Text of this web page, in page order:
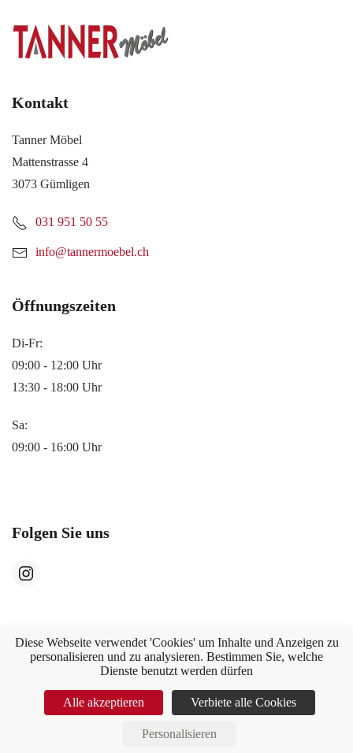
Diese Webseite verwendet 'Cookies' um Inhalte und Anzeigen zu
personalisieren und zu analysieren. Bestimmen Sie, welche
Dienste benutzt werden dürfen
Alle akzeptieren Verbiete alle Cookies
Personalisieren
Kontakt
Tanner Möbel
Mattenstrasse 4
3073 Gümligen
031 951 50 55
info@tannermoebel.ch
Öffnungszeiten
Di-Fr:
09:00 - 12:00 Uhr
13:30 - 18:00 Uhr
Sa:
09:00 - 16:00 Uhr
Folgen Sie uns
Tanner Möbel GmbH
AGB Datenschutz Impressum